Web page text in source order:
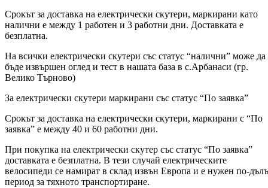
Срокът за доставка на електрически скутери, маркирани като
налични е между 1 работен и 3 работни дни. Доставката е
безплатна.
На всички електрически скутери със статус “налични” може да
бъде извършен оглед и тест в нашата база в с.Арбанаси (гр.
Велико Търново)
За електрически скутери маркирани със статус “По заявка”
Срокът за доставка на електрически скутери, маркирани с “По
заявка” е между 40 и 60 работни дни.
При покупка на електрически скутер със статус “По заявка”
доставката е безплатна. В тези случай електрическите
велосипеди се намират в склад извън Европа и е нужен по-
период за тяхното транспортиране.